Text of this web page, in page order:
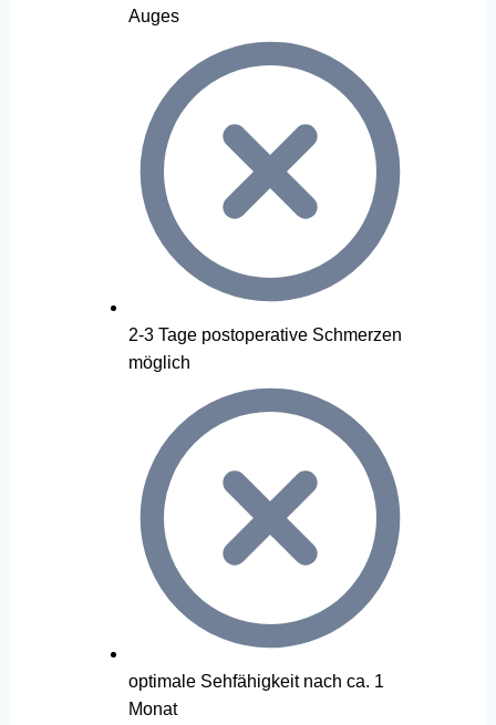
Auges
2-3 Tage postoperative Schmerzen
möglich
optimale Sehfähigkeit nach ca. 1
Monat